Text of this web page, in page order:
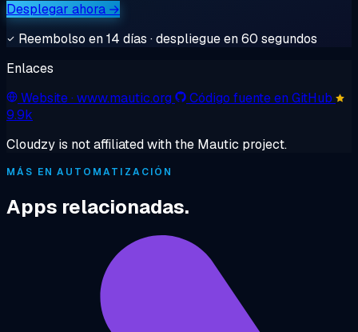
Desplegar ahora →
Reembolso en 14 días · despliegue en 60 segundos
Enlaces
Website· www.mautic.org
Código fuente en GitHub
9.9k
Cloudzy is not affiliated with the Mautic project.
MÁS EN AUTOMATIZACIÓN
Apps relacionadas.